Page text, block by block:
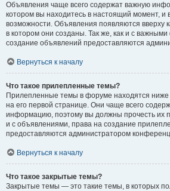
Объявления чаще всего содержат важную
котором вы находитесь в настоящий момент, и
возможности. Объявления появляются вверху
в котором они созданы. Так же, как и с
создание объявлений предоставляются
Вернуться к началу
Что такое прилепленные темы?
Прилепленные темы в форуме находятся ниже
на его первой странице. Они чаще всего
информацию, поэтому вы должны прочесть их
и с объявлениями, права на создание
предоставляются администратором
Вернуться к началу
Что такое закрытые темы?
Закрытые темы — это такие темы, в которых